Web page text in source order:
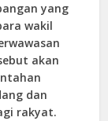
yang
wakil
akan
dan
rakyat.